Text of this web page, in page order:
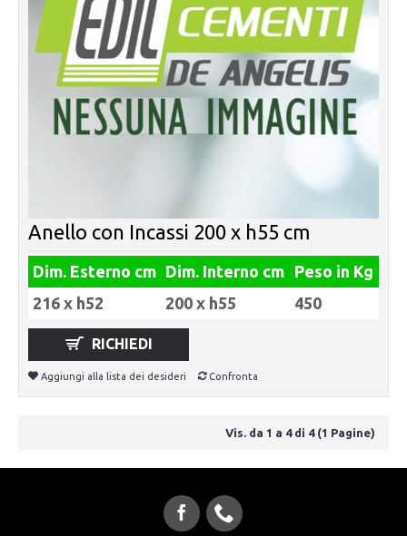
Anello con Incassi 200 x h55 cm
Dim. Esterno cm Dim. Interno cm Peso in Kg
216 x h52
200 x h55 450
RICHIEDI
Aggiungi alla lista dei desideri Confronta
Vis. da 1 a 4 di 4 (1 Pagine)